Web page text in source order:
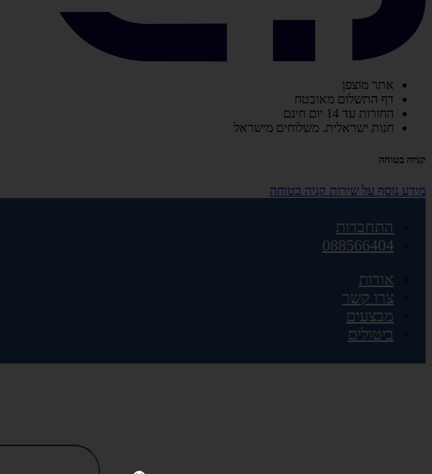
אתר מוצפן
דף התשלום מאובטח
החזרות עד 14 יום חינם
חנות ישראלית. משלוחים מישראל
קנייה בטוחה
מידע נוסף על שירות קניה בטוחה
התחברות
088566404
אודות
צרו קשר
מבצעים
ביטולים